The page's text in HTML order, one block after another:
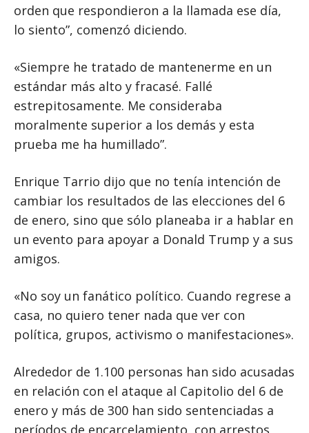
orden que respondieron a la llamada ese día,
lo siento”, comenzó diciendo.
«Siempre he tratado de mantenerme en un
estándar más alto y fracasé. Fallé
estrepitosamente. Me consideraba
moralmente superior a los demás y esta
prueba me ha humillado”.
Enrique Tarrio dijo que no tenía intención de
cambiar los resultados de las elecciones del 6
de enero, sino que sólo planeaba ir a hablar en
un evento para apoyar a Donald Trump y a sus
amigos.
«No soy un fanático político. Cuando regrese a
casa, no quiero tener nada que ver con
política, grupos, activismo o manifestaciones».
Alrededor de 1.100 personas han sido acusadas
en relación con el ataque al Capitolio del 6 de
enero y más de 300 han sido sentenciadas a
períodos de encarcelamiento, con arrestos